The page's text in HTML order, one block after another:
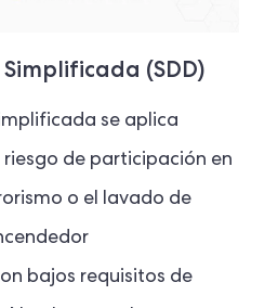
(SDD)
se aplica
de participación en
o el lavado de
bajos requisitos de